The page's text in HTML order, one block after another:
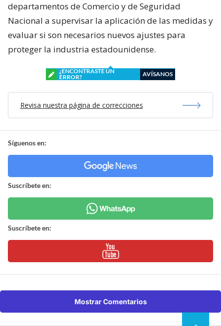
departamentos de Comercio y de Seguridad
Nacional a supervisar la aplicación de las medidas y
evaluar si son necesarios nuevos ajustes para
proteger la industria estadounidense.
¿ENCONTRASTE UN
ERROR?
AVÍSANOS
Revisa nuestra página de correcciones
Síguenos en:
Suscríbete en:
Suscríbete en:
Mostrar Comentarios